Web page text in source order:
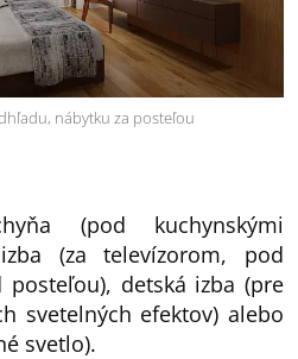
nábytku za posteľou
(pod kuchynskými
(za televízorom, pod
posteľou), detská izba (pre
svetelných efektov) alebo
svetlo).